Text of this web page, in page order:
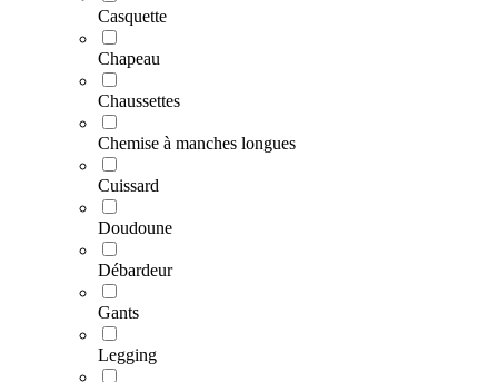
Casquette
Chapeau
Chaussettes
Chemise à manches longues
Cuissard
Doudoune
Débardeur
Gants
Legging